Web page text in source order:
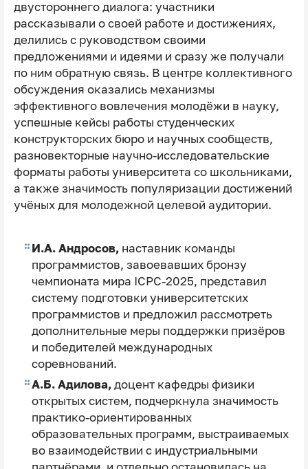
двустороннего диалога: участники
рассказывали о своей работе и достижениях,
делились с руководством своими
предложениями и идеями и сразу же получали
по ним обратную связь. В центре коллективного
обсуждения оказались механизмы
эффективного вовлечения молодёжи в науку,
успешные кейсы работы студенческих
конструкторских бюро и научных сообществ,
разновекторные научно-исследовательские
форматы работы университета со школьниками,
а также значимость популяризации достижений
учёных для молодежной целевой аудитории.
И.А. Андросов, наставник команды
программистов, завоевавших бронзу
чемпионата мира ICPC-2025, представил
систему подготовки университетских
программистов и предложил рассмотреть
дополнительные меры поддержки призёров
и победителей международных
соревнований.
А.Б. Адилова, доцент кафедры физики
открытых систем, подчеркнула значимость
практико-ориентированных
образовательных программ, выстраиваемых
во взаимодействии с индустриальными